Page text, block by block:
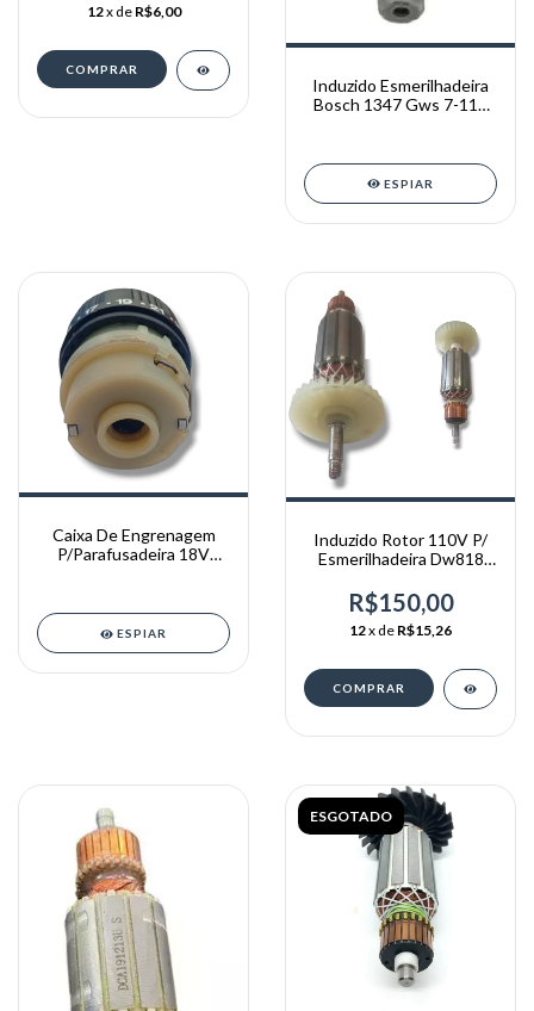
12x de R$6,00
Induzido Esmerilhadeira
Bosch 1347 Gws 7-115
ESPIAR
Caixa De Engrenagem
P/Parafusadeira 18V
ESPIAR
Induzido Rotor 110V P/
Esmerilhadeira Dw818
R$150,00
12x de R$15,26
ESGOTADO